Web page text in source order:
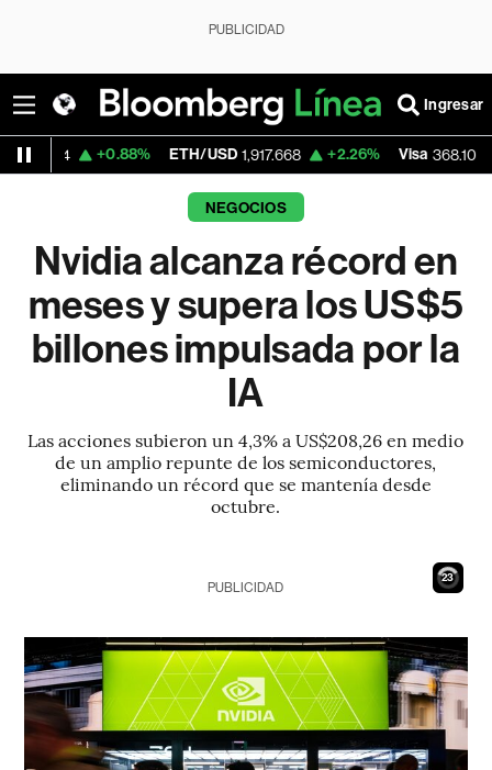
PUBLICIDAD
Ingresar
ETH/USD 1,917.668 +2.26% Visa 368.10 -0.40%
NEGOCIOS
Nvidia alcanza récord en
meses y supera los US$5
billones impulsada por la
IA
Las acciones subieron un 4,3% a US$208,26 en medio
de un amplio repunte de los semiconductores,
eliminando un récord que se mantenía desde
octubre.
22
PUBLICIDAD